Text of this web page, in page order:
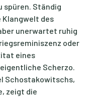
spüren. Ständig
Klangwelt des
unerwartet ruhig
oder
eines
Scherzo.
Schostakowitschs,
zeigt die